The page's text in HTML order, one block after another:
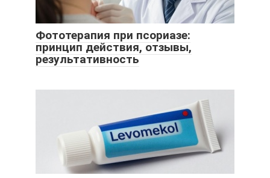
Фототерапия при псориазе:
принцип действия, отзывы,
результативность